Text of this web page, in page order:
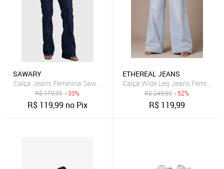
SAWARY
Calça Jeans Feminina Sawary Boot Cut Zíper Lateral Azul
R$179,99 - 33%
R$ 119,99 no Pix
ETHEREAL JEANS
Calça Wide Leg Jeans
R$249,99 - 52%
R$ 119,99